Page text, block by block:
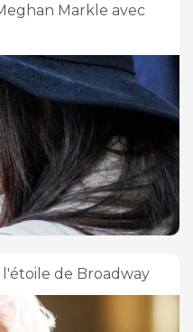
Markle avec
l'étoile de Broadway